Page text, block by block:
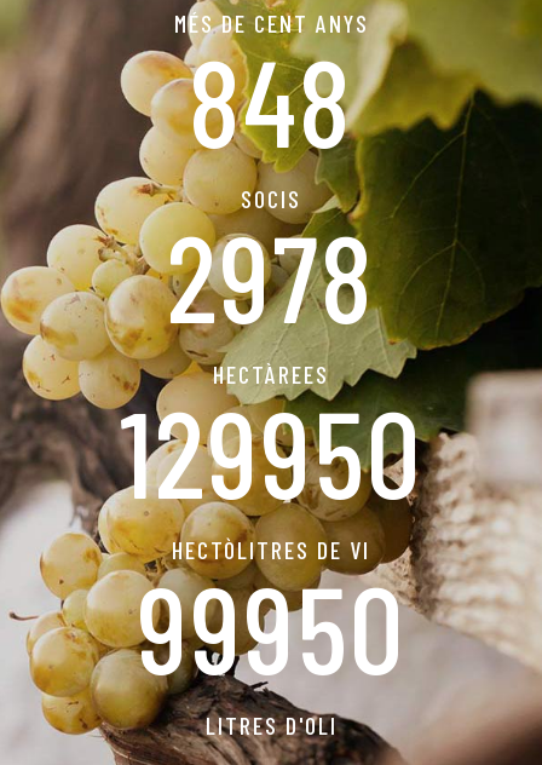
MÉS DE CENT ANYS
908
SOCIS
2981
HECTÀREES
129980
HECTÒLITRES DE VI
99954
LITRES D'OLI